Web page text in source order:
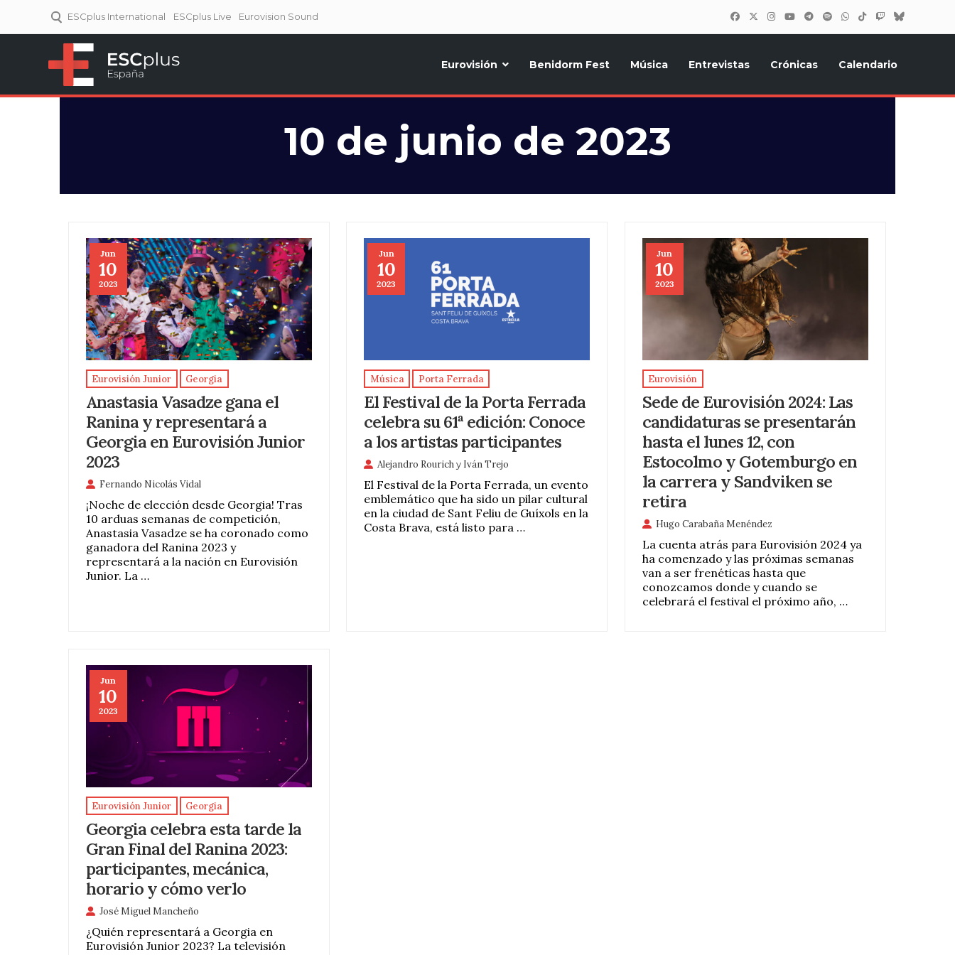
ESCplus International ESCplus Live Eurovision Sound
Eurovisión Benidorm Fest Música Entrevistas Crónicas Calendario
10 de junio de 2023
Jun
10
2023
Eurovisión Junior Georgia
Anastasia Vasadze gana el
Ranina y representará a
Georgia en Eurovisión Junior
2023
Fernando Nicolás Vidal
¡Noche de elección desde Georgia! Tras
10 arduas semanas de competición,
Anastasia Vasadze se ha coronado como
ganadora del Ranina 2023 y
representará a la nación en Eurovisión
Junior. La …
Jun
10
2023
Música Porta Ferrada
El Festival de la Porta Ferrada
celebra su 61ª edición: Conoce
a los artistas participantes
Alejandro Rourichy Iván Trejo
El Festival de la Porta Ferrada, un evento
emblemático que ha sido un pilar cultural
en la ciudad de Sant Feliu de Guíxols en la
Costa Brava, está listo para …
Jun
10
2023
Eurovisión
Sede de Eurovisión 2024: Las
candidaturas se presentarán
hasta el lunes 12, con
Estocolmo y Gotemburgo en
la carrera y Sandviken se
retira
Hugo Carabaña Menéndez
La cuenta atrás para Eurovisión 2024 ya
ha comenzado y las próximas semanas
van a ser frenéticas hasta que
conozcamos donde y cuando se
celebrará el festival el próximo año, …
Jun
10
2023
Eurovisión Junior Georgia
Georgia celebra esta tarde la
Gran Final del Ranina 2023:
participantes, mecánica,
horario y cómo verlo
José Miguel Mancheño
¿Quién representará a Georgia en
Eurovisión Junior 2023? La televisión